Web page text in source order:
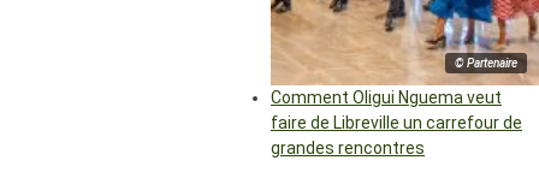
© Partenaire
Comment Oligui Nguema veut
faire de Libreville un carrefour de
grandes rencontres